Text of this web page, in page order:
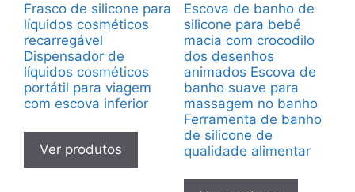
Frasco de silicone para
líquidos cosméticos
recarregável
Dispensador de
líquidos cosméticos
portátil para viagem
com escova inferior
Ver produtos
Escova de banho de
silicone para bebé
macia com crocodilo
dos desenhos
animados Escova de
banho suave para
massagem no banho
Ferramenta de banho
de silicone de
qualidade alimentar